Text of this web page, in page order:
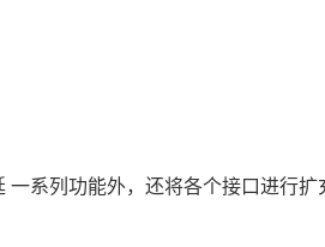
系列功能外，还将各个接口进行扩